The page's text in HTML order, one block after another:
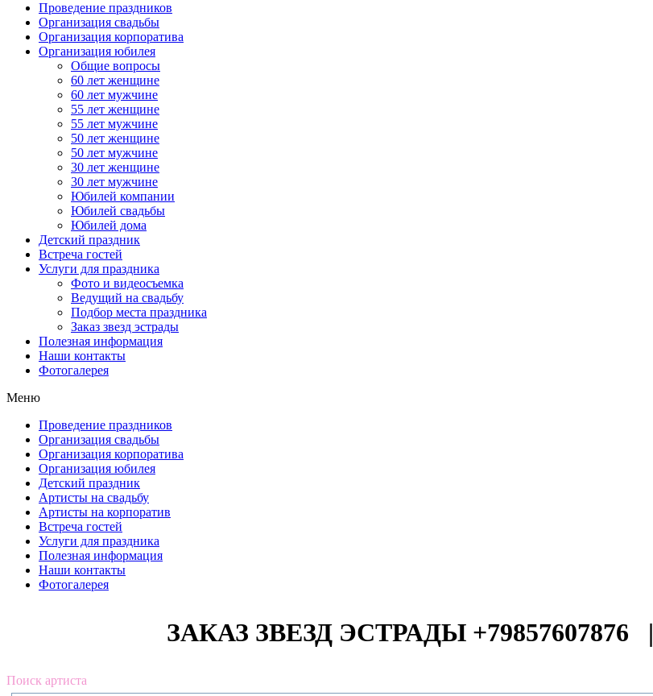
Проведение праздников
Организация свадьбы
Организация корпоратива
Организация юбилея
Общие вопросы
60 лет женщине
60 лет мужчине
55 лет женщине
55 лет мужчине
50 лет женщине
50 лет мужчине
30 лет женщине
30 лет мужчине
Юбилей компании
Юбилей свадьбы
Юбилей дома
Детский праздник
Встреча гостей
Услуги для праздника
Фото и видеосъемка
Ведущий на свадьбу
Подбор места праздника
Заказ звезд эстрады
Полезная информация
Наши контакты
Фотогалерея
Меню
Проведение праздников
Организация свадьбы
Организация корпоратива
Организация юбилея
Детский праздник
Артисты на свадьбу
Артисты на корпоратив
Встреча гостей
Услуги для праздника
Полезная информация
Наши контакты
Фотогалерея
ЗАКАЗ ЗВЕЗД ЭСТРАДЫ +79857607876 |
Поиск артиста